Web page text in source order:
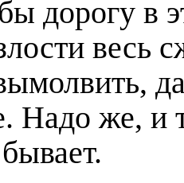
дорогу в
весь
Надо же, и